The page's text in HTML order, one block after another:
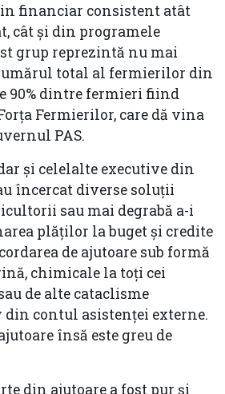
financiar consistent atât
cât și din programele
grup reprezintă nu mai
total al fermierilor din
90% dintre fermieri fiind
Fermierilor, care dă vina
PAS.
şi celelalte executive din
încercat diverse soluţii
sau mai degrabă a-i
plăţilor la buget și credite
de ajutoare sub formă
chimicale la toţi cei
de alte cataclisme
contul asistenţei externe.
însă este greu de
din ajutoare a fost pur şi